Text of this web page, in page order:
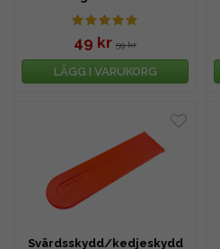
49 kr 59 kr
LÄGG I VARUKORG
Svärdsskydd/kedjeskydd